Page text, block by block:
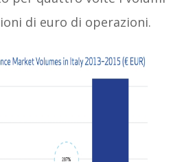
di euro di operazioni.